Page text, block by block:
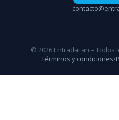
© 2026 EntradaFan –
Términos y condiciones•